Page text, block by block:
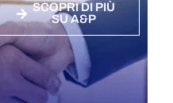
SCOPRI DI PIÙ
SU A&P